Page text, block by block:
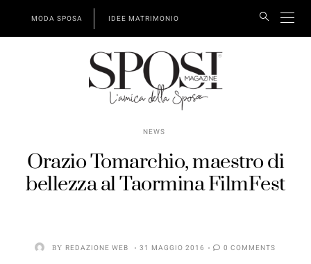
MODA SPOSA IDEE MATRIMONIO
NEWS
Orazio Tomarchio, maestro di
bellezza al Taormina FilmFest
BY REDAZIONE WEB 31 MAGGIO 2016 0 COMMENTS